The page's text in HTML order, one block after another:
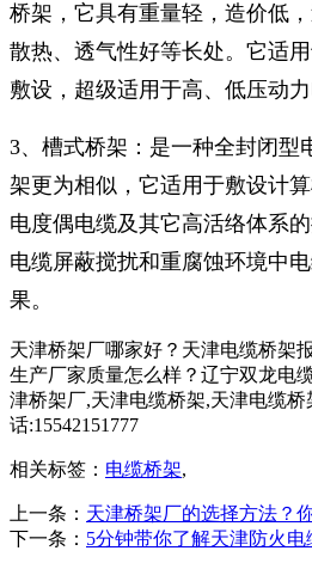
桥架，它具有重量轻，造价低
散热、透气性好等长处。它适
敷设，超级适用于高、低压动力
3、槽式桥架：是一种全封闭型
架更为相似，它适用于敷设计
电度偶电缆及其它高活络体系
电缆屏蔽搅扰和重腐蚀环境中
果。
天津桥架厂哪家好？天津电缆桥架
生产厂家质量怎么样？辽宁双龙电
津桥架厂,天津电缆桥架,天津电缆桥
话:15542151777
相关标签： 电缆桥架,
上一条： 天津桥架厂的选择方法？
下一条： 5分钟带你了解天津防火